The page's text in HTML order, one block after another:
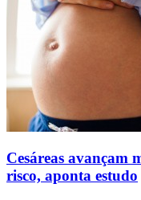
Cesáreas avançam
risco, aponta estudo